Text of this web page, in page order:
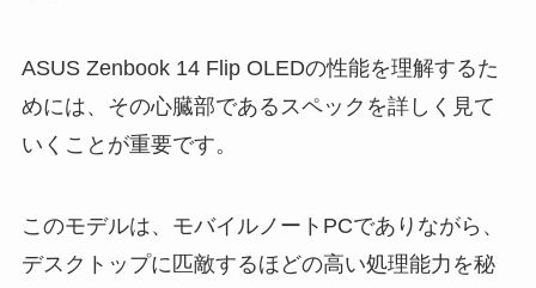
ASUS Zenbook 14 Flip OLEDの性能を理解するた
めには、その心臓部であるスペックを詳しく見て
いくことが重要です。
このモデルは、モバイルノートPCでありながら、
デスクトップに匹敵するほどの高い処理能力を秘